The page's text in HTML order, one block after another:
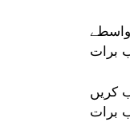
برات
کریں
برات